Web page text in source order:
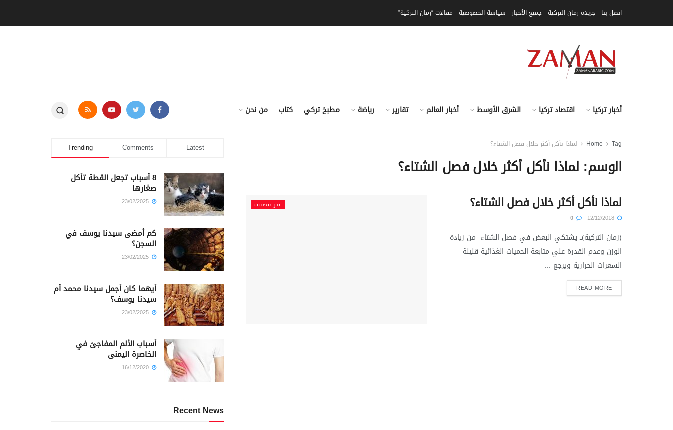
اتصل بنا جريدة زمان التركية جميع الأخبار سياسة الخصوصية مقالات “زمان التركية”
أخبار تركيا اقتصاد تركيا الشرق الأوسط أخبار العالم تقارير رياضة مطبخ تركي كتاب من نحن
Home Tag لماذا نأكل أكثر خلال فصل الشتاء؟
الوسم: لماذا نأكل أكثر خلال فصل الشتاء؟
غير مصنف لماذا نأكل أكثر خلال فصل الشتاء؟
(زمان التركية)ــ يشتكي البعض في فصل الشتاء من زيادة
الوزن وعدم القدرة علي متابعة الحميات الغذائية قليلة
السعرات الحرارية ويرجع ...
READ MORE
Trending Comments Latest
8 أسباب تجعل القطة تأكل
صغارها
كم أمضى سيدنا يوسف في
السجن؟
أيهما كان أجمل سيدنا محمد أم
سيدنا يوسف؟
أسباب الألم المفاجئ في
الخاصرة اليمنى
Recent News